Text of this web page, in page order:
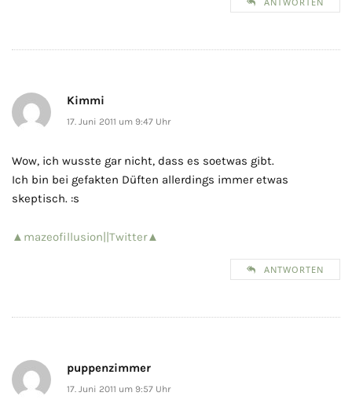
Kimmi
17. Juni 2011 um 9:47 Uhr
Wow, ich wusste gar nicht, dass es soetwas gibt.
Ich bin bei gefakten Düften allerdings immer etwas
skeptisch. :s
▲mazeofillusion| |Twitter▲
ANTWORTEN
puppenzimmer
17. Juni 2011 um 9:57 Uhr